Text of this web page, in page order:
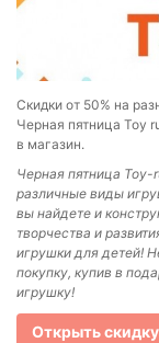
Скидки от 50% на
Черная пятница Toy
в магазин.
Черная пятница Toy-
различные виды
вы найдете и
творчества и
игрушки для детей!
покупку, купив в
игрушку!
Открыть скидку